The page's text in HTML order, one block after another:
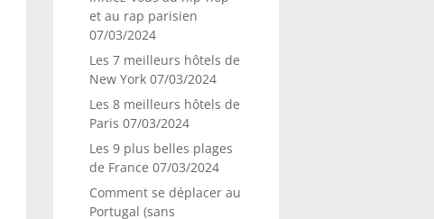
et au rap parisien
07/03/2024
Les 7 meilleurs hôtels de
New York 07/03/2024
Les 8 meilleurs hôtels de
Paris 07/03/2024
Les 9 plus belles plages
de France 07/03/2024
Comment se déplacer au
Portugal (sans